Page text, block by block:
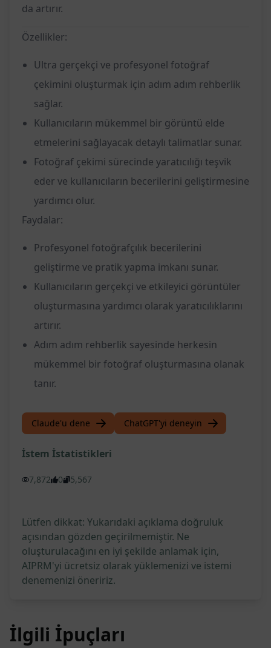
da artırır.
Özellikler:
Ultra gerçekçi ve profesyonel fotoğraf
çekimini oluşturmak için adım adım rehberlik
sağlar.
Kullanıcıların mükemmel bir görüntü elde
etmelerini sağlayacak detaylı talimatlar sunar.
Fotoğraf çekimi sürecinde yaratıcılığı teşvik
eder ve kullanıcıların becerilerini geliştirmesine
yardımcı olur.
Faydalar:
Profesyonel fotoğrafçılık becerilerini
geliştirme ve pratik yapma imkanı sunar.
Kullanıcıların gerçekçi ve etkileyici görüntüler
oluşturmasına yardımcı olarak yaratıcılıklarını
artırır.
Adım adım rehberlik sayesinde herkesin
mükemmel bir fotoğraf oluşturmasına olanak
tanır.
Claude'u dene ChatGPT'yi deneyin
İstem İstatistikleri
7,872 0 5,567
Lütfen dikkat: Yukarıdaki açıklama doğruluk
açısından gözden geçirilmemiştir. Ne
oluşturulacağını en iyi şekilde anlamak için,
AIPRM'yi ücretsiz olarak yüklemenizi ve istemi
denemenizi öneririz.
İlgili İpuçları